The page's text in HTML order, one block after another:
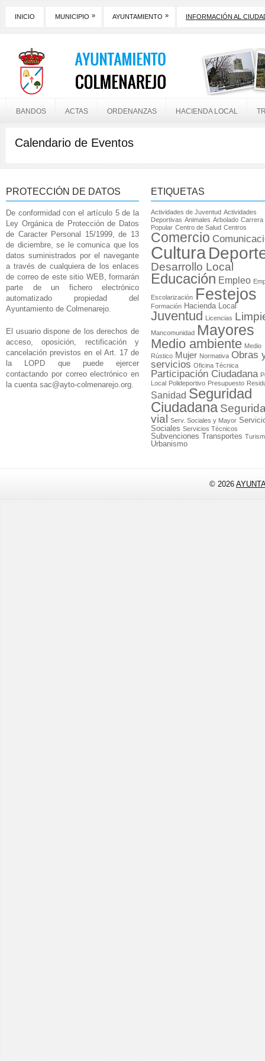
INICIO MUNICIPIO » AYUNTAMIENTO » INFORMACIÓN AL
BANDOS ACTAS ORDENANZAS HACIENDA LOCAL
Calendario de Eventos
PROTECCIÓN DE DATOS
De conformidad con el artículo 5 de la
Ley Orgánica de Protección de Datos
de Caracter Personal 15/1999, de 13
de diciembre, se le comunica que los
datos suministrados por el navegante
a través de cualquiera de los enlaces
de correo de este sitio WEB, formarán
parte de un fichero electrónico
automatizado propiedad del
Ayuntamiento de Colmenarejo.
El usuario dispone de los derechos de
acceso, oposición, rectificación y
cancelación previstos en el Art. 17 de
la LOPD que puede ejercer
contactando por correo electrónico en
la cuenta sac@ayto-colmenarejo.org.
ETIQUETAS
Actividades de Juventud Actividades
Deportivas Animales Arbolado Carrera
Popular Centro de Salud Centros
Comercio
Cultura
Desarrollo Local
Educación Empleo
Escolarización Festejos
Formación Hacienda Local
Juventud Licencias
Mancomunidad Mayores
Medio ambiente Medio
Rústico Mujer Normativa Obras
servicios Oficina Técnica
Participación Ciudadana
Local Polideportivo Presupuesto
Sanidad Seguridad
Ciudadana
vial
Serv. Sociales y Mayor
Sociales Servicios Técnicos
Subvenciones Transportes
Urbanismo
© 2026